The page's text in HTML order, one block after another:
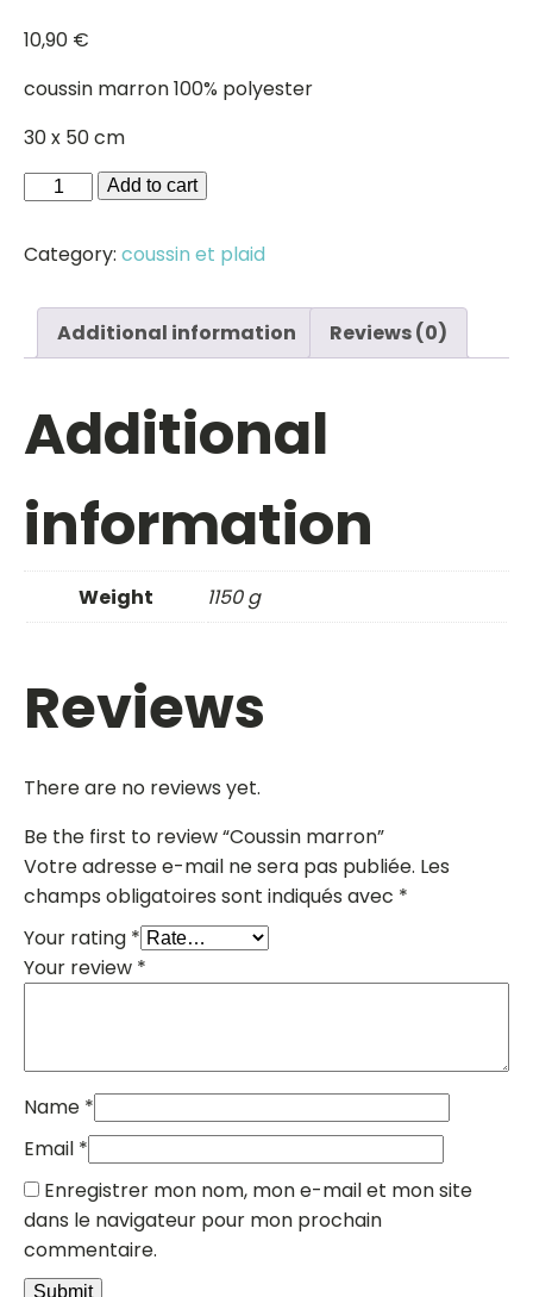
10,90 €
coussin marron 100% polyester
30 x 50 cm
Coussin
quantity
Add to cart
Category: coussin et plaid
Additional information Reviews (0)
Additional
information
Weight 1150 g
Reviews
There are no reviews yet.
Be the first to review “Coussin marron”
Votre adresse e-mail ne sera pas publiée. Les
champs obligatoires sont indiqués avec *
Your rating *
Your review *
Name *
Email *
Enregistrer mon nom, mon e-mail et mon site
dans le navigateur pour mon prochain
commentaire.